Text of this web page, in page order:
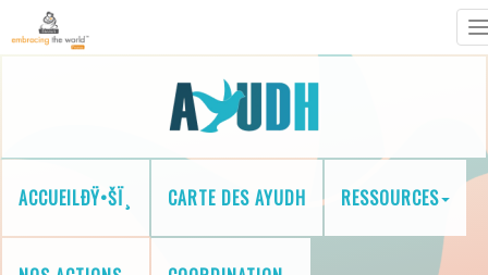
ACCUEILÐŸ•ŠÏ¸ CARTE DES AYUDH RESSOURCES